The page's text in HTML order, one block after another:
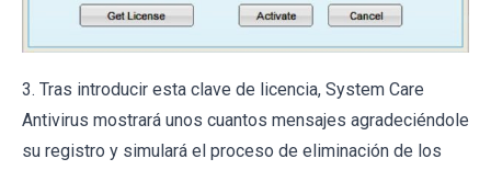
3. Tras introducir esta clave de licencia, System Care
Antivirus mostrará unos cuantos mensajes agradeciéndole
su registro y simulará el proceso de eliminación de los